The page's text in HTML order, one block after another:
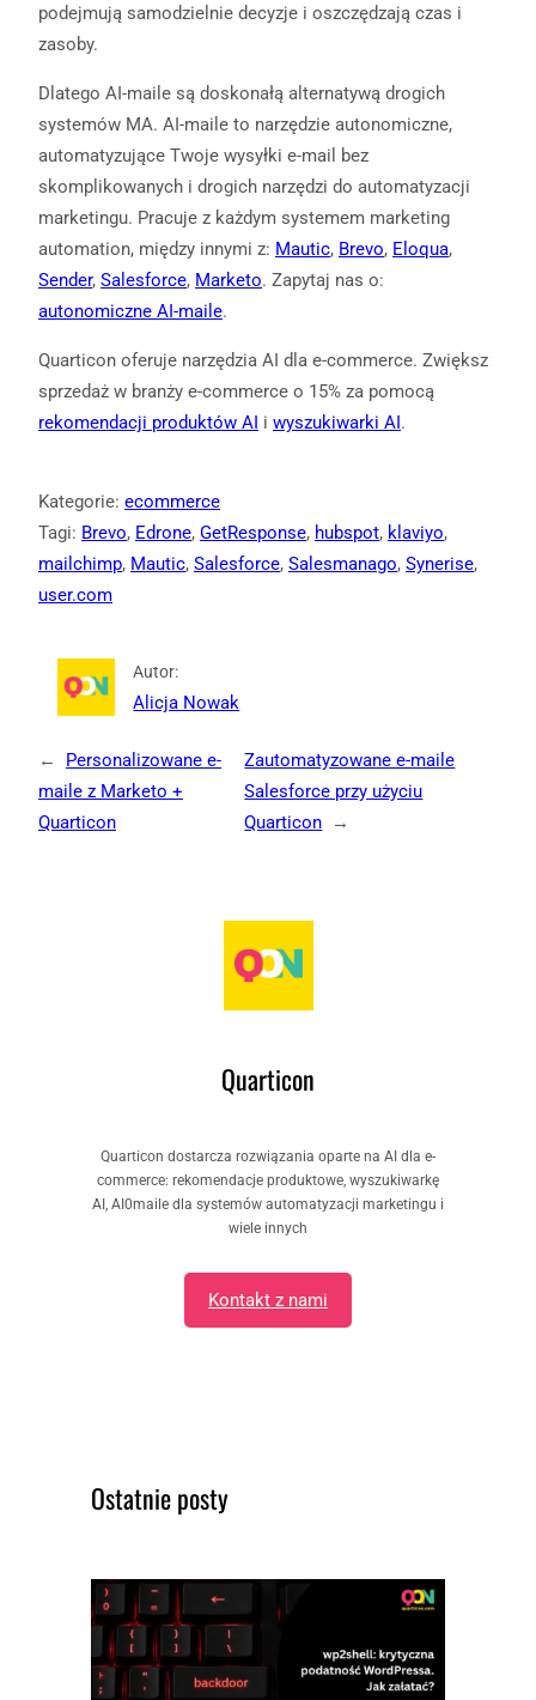
podejmują samodzielnie decyzje i oszczędzają czas i
zasoby.
Dlatego AI-maile są doskonałą alternatywą drogich
systemów MA. AI-maile to narzędzie autonomiczne,
automatyzujące Twoje wysyłki e-mail bez
skomplikowanych i drogich narzędzi do automatyzacji
marketingu. Pracuje z każdym systemem marketing
automation, między innymi z: Mautic, Brevo, Eloqua,
Sender, Salesforce, Marketo. Zapytaj nas o:
autonomiczne AI-maile.
Quarticon oferuje narzędzia AI dla e-commerce. Zwiększ
sprzedaż w branży e-commerce o 15% za pomocą
rekomendacji produktów AI i wyszukiwarki AI .
Kategorie: ecommerce
Tagi: Brevo, Edrone, GetResponse, hubspot, klaviyo
mailchimp, Mautic, Salesforce, Salesmanago, Synerise
user.com
Autor:
Alicja Nowak
←
Personalizowane e-
maile z Marketo +
Quarticon
Zautomatyzowane e-maile
Salesforce przy użyciu
Quarticon
→
Quarticon
Quarticon dostarcza rozwiązania oparte na AI dla e-
commerce: rekomendacje produktowe, wyszukiwarkę
AI, AI0maile dla systemów automatyzacji marketingu i
wiele innych
Kontakt z nami
Ostatnie posty